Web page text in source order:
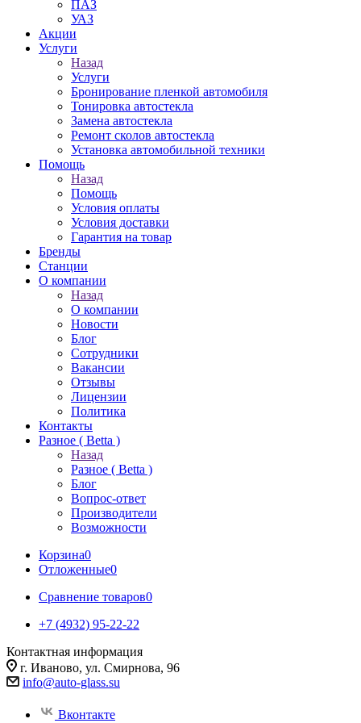
ПАЗ
УАЗ
Акции
Услуги
Назад
Услуги
Бронирование пленкой автомобиля
Тонировка автостекла
Замена автостекла
Ремонт сколов автостекла
Установка автомобильной техники
Помощь
Назад
Помощь
Условия оплаты
Условия доставки
Гарантия на товар
Бренды
Станции
О компании
Назад
О компании
Новости
Блог
Сотрудники
Вакансии
Отзывы
Лицензии
Политика
Контакты
Разное ( Betta )
Назад
Разное ( Betta )
Блог
Вопрос-ответ
Производители
Возможности
Корзина0
Отложенные0
Сравнение товаров0
+7 (4932) 95-22-22
Контактная информация
г. Иваново, ул. Смирнова, 96
info@auto-glass.su
Вконтакте